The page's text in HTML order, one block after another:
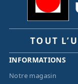
TOUT
INFORMATIONS
Notre magasin